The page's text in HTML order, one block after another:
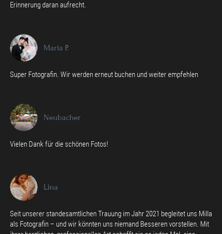
Erinnerung daran aufrecht.
Maria P.
Super Fotografin. Wir werden erneut buchen und weiter empfehlen
Neubacher
Vielen Dank für die schönen Fotos!
Lina
Seit unserer standesamtlichen Trauung im Jahr 2021 begleitet uns Milla
als Fotografin – und wir könnten uns niemand Besseren vorstellen. Mit